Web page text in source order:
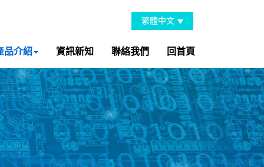
品介紹 資訊新知 聯絡我們 回首頁
繁體中文